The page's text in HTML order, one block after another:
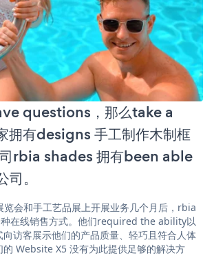
questions，那么take a
拥有designs 手工制作木制框
rbia shades 拥有been able
。
会和手工艺品展上开展业务几个月后，rbia
在线销售方式。他们required the ability以
访客展示他们的产品质量、轻巧且符合人体
Website X5 没有为此提供足够的解决方